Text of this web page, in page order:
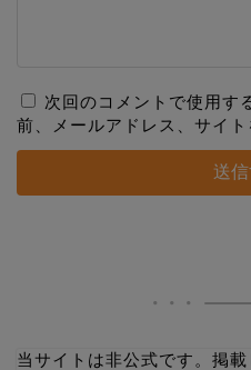
次回のコメントで使用す
前、メールアドレス、サイト
当サイトは非公式です。掲